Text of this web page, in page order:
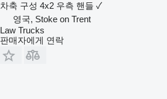
차축 구성 4x2 우측 핸들 ✓
영국, Stoke on Trent
Law Trucks
판매자에게 연락